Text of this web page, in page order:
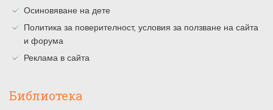
Осиновяване на дете
Политика за поверителност, условия за ползване на сайта
и форума
Реклама в сайта
Библиотека